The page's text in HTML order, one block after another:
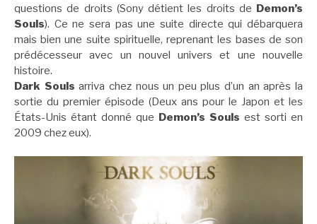
questions de droits (Sony détient les droits de Demon’s
Souls). Ce ne sera pas une suite directe qui débarquera
mais bien une suite spirituelle, reprenant les bases de son
prédécesseur avec un nouvel univers et une nouvelle
histoire.
Dark Souls arriva chez nous un peu plus d’un an après la
sortie du premier épisode (Deux ans pour le Japon et les
États-Unis étant donné que Demon’s Souls est sorti en
2009 chez eux).